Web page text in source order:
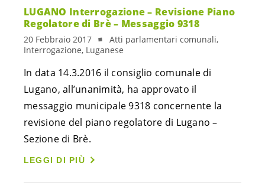
LUGANO Interrogazione – Revisione Piano
Regolatore di Brè – Messaggio 9318
20 Febbraio 2017
Atti parlamentari comunali,
Interrogazione, Luganese
In data 14.3.2016 il consiglio comunale di
Lugano, all’unanimità, ha approvato il
messaggio municipale 9318 concernente la
revisione del piano regolatore di Lugano –
Sezione di Brè.
LEGGI DI PIÙ